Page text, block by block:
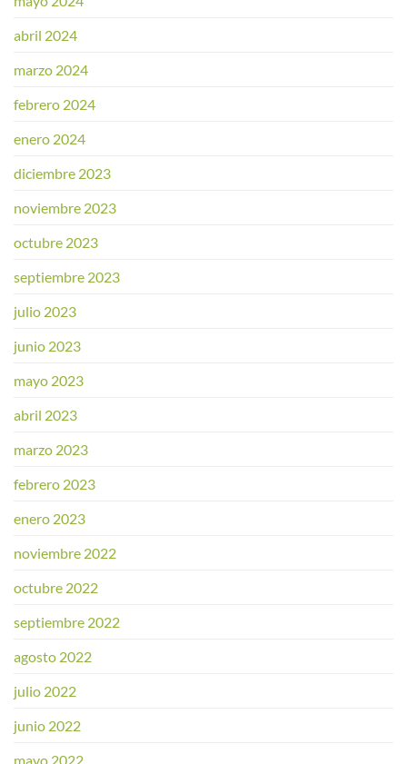
abril 2024
marzo 2024
febrero 2024
enero 2024
diciembre 2023
noviembre 2023
octubre 2023
septiembre 2023
julio 2023
junio 2023
mayo 2023
abril 2023
marzo 2023
febrero 2023
enero 2023
noviembre 2022
octubre 2022
septiembre 2022
agosto 2022
julio 2022
junio 2022
mayo 2022